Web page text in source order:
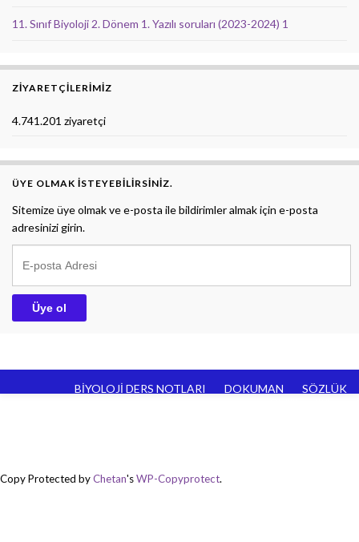
11. Sınıf Biyoloji 2. Dönem 1. Yazılı soruları (2023-2024) 1
ZIYARETÇILERIMIZ
4.741.201 ziyaretçi
ÜYE OLMAK ISTEYEBILIRSINIZ.
Sitemize üye olmak ve e-posta ile bildirimler almak için e-posta
adresinizi girin.
Üye ol
BİYOLOJİ DERS NOTLARI DOKUMAN
SÖZLÜK
Copy Protected byChetan'sWP-Copyprotect.